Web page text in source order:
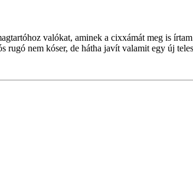
valókat, aminek a cixxámát meg is
rugó nem kóser, de hátha javít valamit egy új